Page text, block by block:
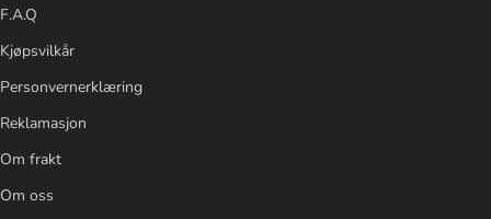
F.A.Q
Kjøpsvilkår
Personvernerklæring
Reklamasjon
Om frakt
Om oss